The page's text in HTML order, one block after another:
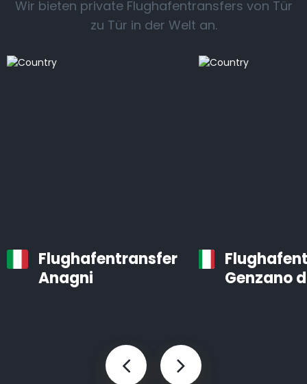
Wir bieten private Flughafentransfers von Tür
zu Tür in der Welt an.
Flughafentransfer
Anagni
Genzano